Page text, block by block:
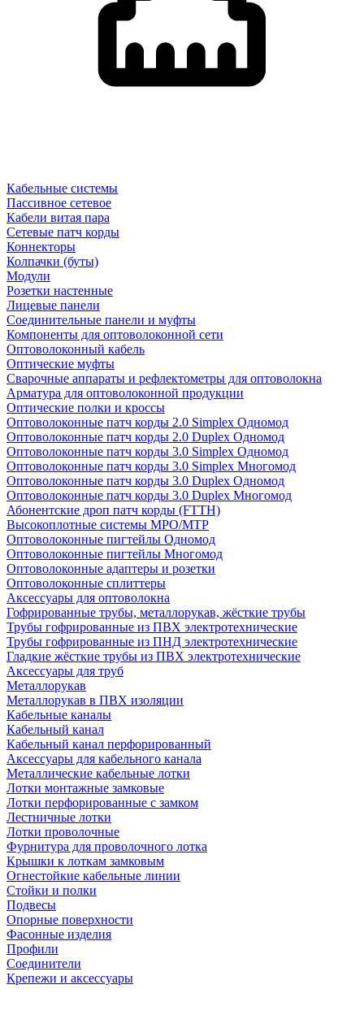
Кабельные системы
Пассивное сетевое
Кабели витая пара
Сетевые патч корды
Коннекторы
Колпачки (буты)
Модули
Розетки настенные
Лицевые панели
Соединительные панели и муфты
Компоненты для оптоволоконной сети
Оптоволоконный кабель
Оптические муфты
Сварочные аппараты и рефлектометры для оптоволокна
Арматура для оптоволоконной продукции
Оптические полки и кроссы
Оптоволоконные патч корды 2.0 Simplex Одномод
Оптоволоконные патч корды 2.0 Duplex Одномод
Оптоволоконные патч корды 3.0 Simplex Одномод
Оптоволоконные патч корды 3.0 Simplex Многомод
Оптоволоконные патч корды 3.0 Duplex Одномод
Оптоволоконные патч корды 3.0 Duplex Многомод
Абонентские дроп патч корды (FTTH)
Высокоплотные системы MPO/MTP
Оптоволоконные пигтейлы Одномод
Оптоволоконные пигтейлы Многомод
Оптоволоконные адаптеры и розетки
Оптоволоконные сплиттеры
Аксессуары для оптоволокна
Гофрированные трубы, металлорукав, жёсткие трубы
Трубы гофрированные из ПВХ электротехнические
Трубы гофрированные из ПНД электротехнические
Гладкие жёсткие трубы из ПВХ электротехнические
Аксессуары для труб
Металлорукав
Металлорукав в ПВХ изоляции
Кабельные каналы
Кабельный канал
Кабельный канал перфорированный
Аксессуары для кабельного канала
Металлические кабельные лотки
Лотки монтажные замковые
Лотки перфорированные с замком
Лестничные лотки
Лотки проволочные
Фурнитура для проволочного лотка
Крышки к лоткам замковым
Огнестойкие кабельные линии
Стойки и полки
Подвесы
Опорные поверхности
Фасонные изделия
Профили
Соединители
Крепежи и аксессуары